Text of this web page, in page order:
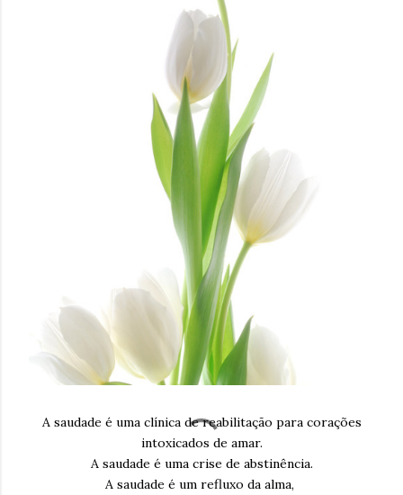
A saudade é uma clínica de reabilitação para corações
intoxicados de amar.
A saudade é uma crise de abstinência.
A saudade é um refluxo da alma,